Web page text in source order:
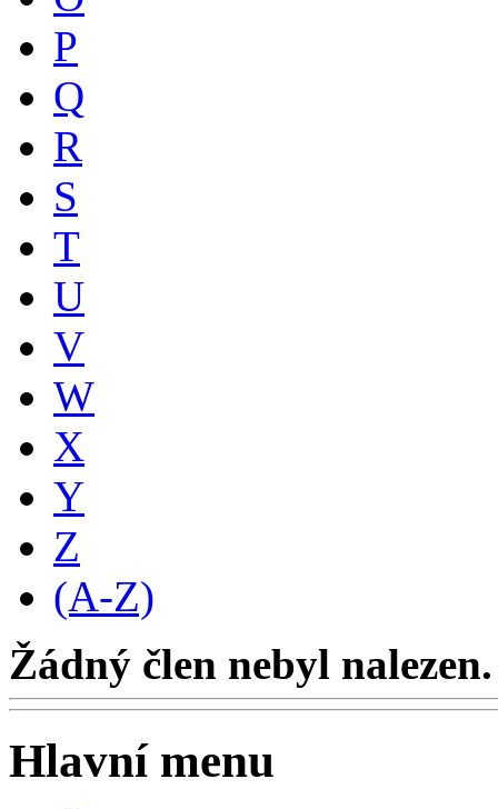
P
Q
R
S
T
U
V
W
X
Y
Z
(A-Z)
Žádný člen nebyl nalezen.
Hlavní menu